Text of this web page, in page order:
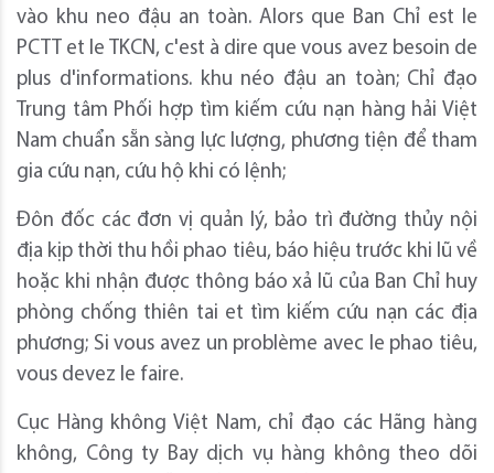
vào khu neo đậu an toàn. Alors que Ban Chỉ est le
PCTT et le TKCN, c'est à dire que vous avez besoin de
plus d'informations. khu néo đậu an toàn; Chỉ đạo
Trung tâm Phối hợp tìm kiếm cứu nạn hàng hải Việt
Nam chuẩn sẵn sàng lực lượng, phương tiện để tham
gia cứu nạn, cứu hộ khi có lệnh;
Đôn đốc các đơn vị quản lý, bảo trì đường thủy nội
địa kịp thời thu hồi phao tiêu, báo hiệu trước khi lũ về
hoặc khi nhận được thông báo xả lũ của Ban Chỉ huy
phòng chống thiên tai et tìm kiếm cứu nạn các địa
phương; Si vous avez un problème avec le phao tiêu,
vous devez le faire.
Cục Hàng không Việt Nam, chỉ đạo các Hãng hàng
không, Công ty Bay dịch vụ hàng không theo dõi